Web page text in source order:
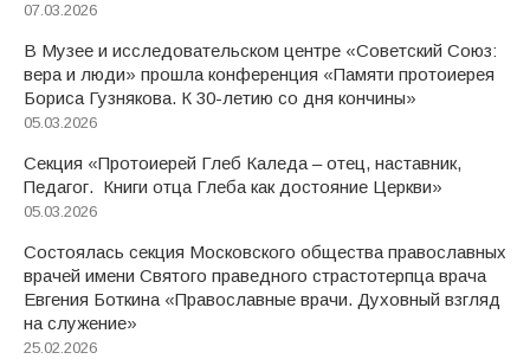
07.03.2026
В Музее и исследовательском центре «Советский Союз:
вера и люди» прошла конференция «Памяти протоиерея
Бориса Гузнякова. К 30-летию со дня кончины»
05.03.2026
Секция «Протоиерей Глеб Каледа – отец, наставник,
Педагог. Книги отца Глеба как достояние Церкви»
05.03.2026
Состоялась секция Московского общества православных
врачей имени Святого праведного страстотерпца врача
Евгения Боткина «Православные врачи. Духовный взгляд
на служение»
25.02.2026